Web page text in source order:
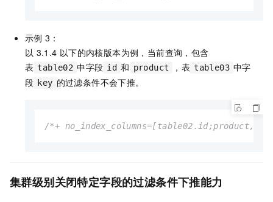
示例 3：
以 3.1.4 以下的内核版本为例，当前查询，包含
表 table02 中字段 id 和 product ，表 table03 中字
段 key 的过滤条件不会下推。
/*+
集群级别关闭特定字段的过滤条件下推能力